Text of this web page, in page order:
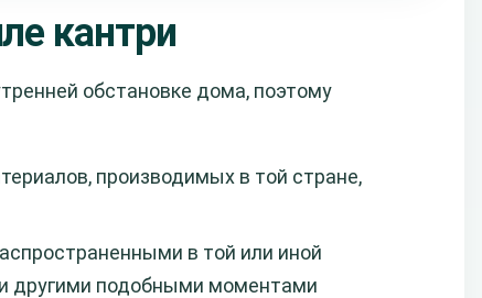
кантри
обстановке дома, поэтому
производимых в той стране,
в той или иной
другими подобными моментами